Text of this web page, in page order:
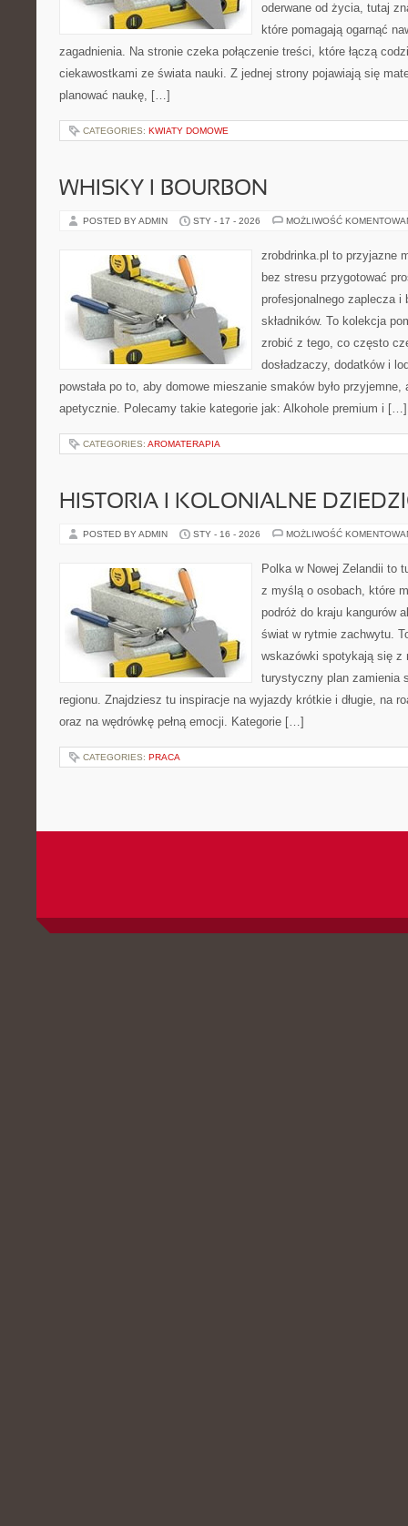
oderwane od życia, tutaj
które pomagają ogarnąć
zagadnienia. Na stronie czeka połączenie treści, które łączą
ciekawostkami ze świata nauki. Z jednej strony pojawiają się
planować naukę, […]
CATEGORIES: KWIATY DOMOWE
WHISKY I BOURBON
POSTED BY ADMIN STY - 17 - 2026 MOŻLIWOŚĆ
zrobdrinka.pl to przyjazne
bez stresu przygotować
profesjonalnego zaplecza i
składników. To kolekcja
zrobić z tego, co często
dosładzaczy, dodatków i
powstała po to, aby domowe mieszanie smaków było przyjemne,
apetycznie. Polecamy takie kategorie jak: Alkohole premium i […]
CATEGORIES: AROMATERAPIA
HISTORIA I KOLONIALNE
POSTED BY ADMIN STY - 16 - 2026 MOŻLIWOŚĆ
Polka w Nowej Zelandii to
z myślą o osobach, które
podróż do kraju kangurów
świat w rytmie zachwytu.
wskazówki spotykają się z
turystyczny plan zamienia
regionu. Znajdziesz tu inspiracje na wyjazdy krótkie i długie, na
oraz na wędrówkę pełną emocji. Kategorie […]
CATEGORIES: PRACA